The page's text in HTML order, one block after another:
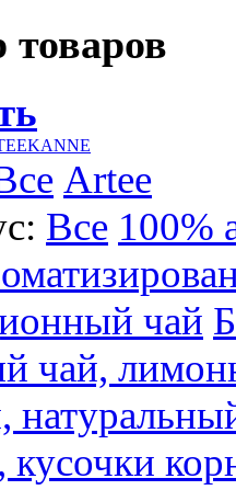
Artee
Все 100%
чай
чай,
кусочки